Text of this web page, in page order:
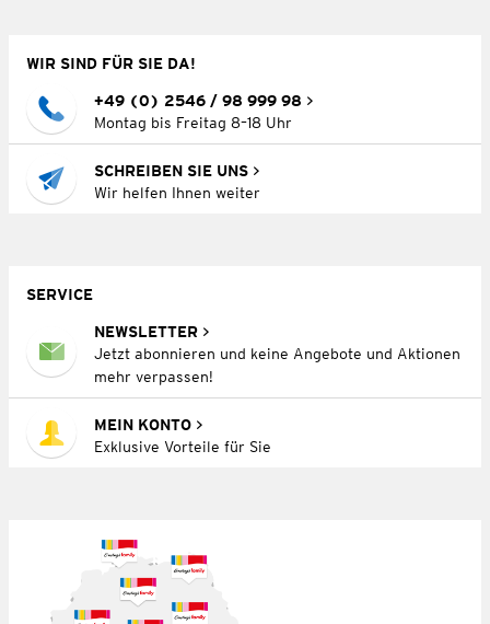
WIR SIND FÜR SIE DA!
+49 (0) 2546 / 98 999 98
Montag bis Freitag 8–18 Uhr
SCHREIBEN SIE UNS
Wir helfen Ihnen weiter
SERVICE
NEWSLETTER
Jetzt abonnieren und keine Angebote und Aktionen
mehr verpassen!
MEIN KONTO
Exklusive Vorteile für Sie